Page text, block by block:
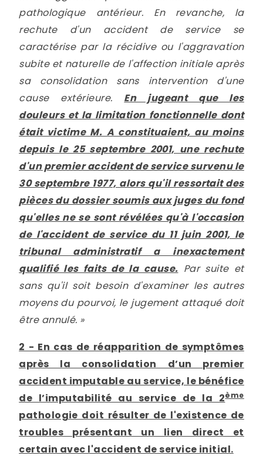
pathologique antérieur. En revanche, la
rechute d'un accident de service se
caractérise par la récidive ou l'aggravation
subite et naturelle de l'affection initiale après
sa consolidation sans intervention d'une
cause extérieure. En jugeant que les
douleurs et la limitation fonctionnelle dont
était victime M. A constituaient, au moins
depuis le 25 septembre 2001, une rechute
d'un premier accident de service survenu le
30 septembre 1977, alors qu'il ressortait des
pièces du dossier soumis aux juges du fond
qu'elles ne se sont révélées qu'à l'occasion
de l'accident de service du 11 juin 2001, le
tribunal administratif a inexactement
qualifié les faits de la cause. Par suite et
sans qu'il soit besoin d'examiner les autres
moyens du pourvoi, le jugement attaqué doit
être annulé. »
2 - En cas de réapparition de symptômes
après la consolidation d’un premier
accident imputable au service, le bénéfice
de l’imputabilité au service de la 2ème
pathologie doit résulter de l'existence de
troubles présentant un lien direct et
certain avec l'accident de service initial.